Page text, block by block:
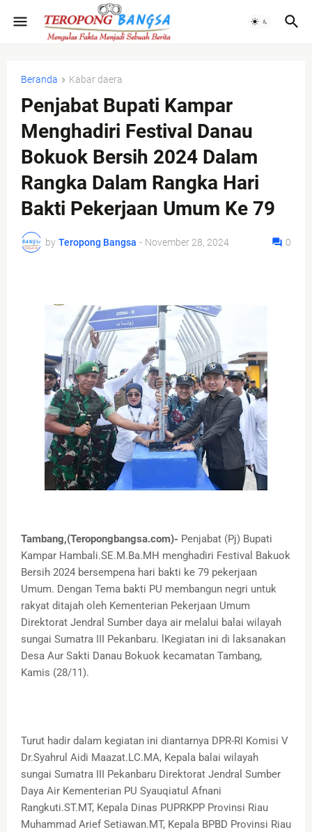
Beranda Kabar daera
Penjabat Bupati Kampar
Menghadiri Festival Danau
Bokuok Bersih 2024 Dalam
Rangka Dalam Rangka Hari
Bakti Pekerjaan Umum Ke 79
by Teropong Bangsa - November 28, 2024 0
Tambang,(Teropongbangsa.com)- Penjabat (Pj) Bupati
Kampar Hambali.SE.M.Ba.MH menghadiri Festival Bakuok
Bersih 2024 bersempena hari bakti ke 79 pekerjaan
Umum. Dengan Tema bakti PU membangun negri untuk
rakyat ditajah oleh Kementerian Pekerjaan Umum
Direktorat Jendral Sumber daya air melalui balai wilayah
sungai Sumatra III Pekanbaru. lKegiatan ini di laksanakan
Desa Aur Sakti Danau Bokuok kecamatan Tambang,
Kamis (28/11).
Turut hadir dalam kegiatan ini diantarnya DPR-RI Komisi V
Dr.Syahrul Aidi Maazat.LC.MA, Kepala balai wilayah
sungai Sumatra III Pekanbaru Direktorat Jendral Sumber
Daya Air Kementerian PU Syauqiatul Afnani
Rangkuti.ST.MT, Kepala Dinas PUPRKPP Provinsi Riau
Muhammad Arief Setiawan.MT, Kepala BPBD Provinsi Riau